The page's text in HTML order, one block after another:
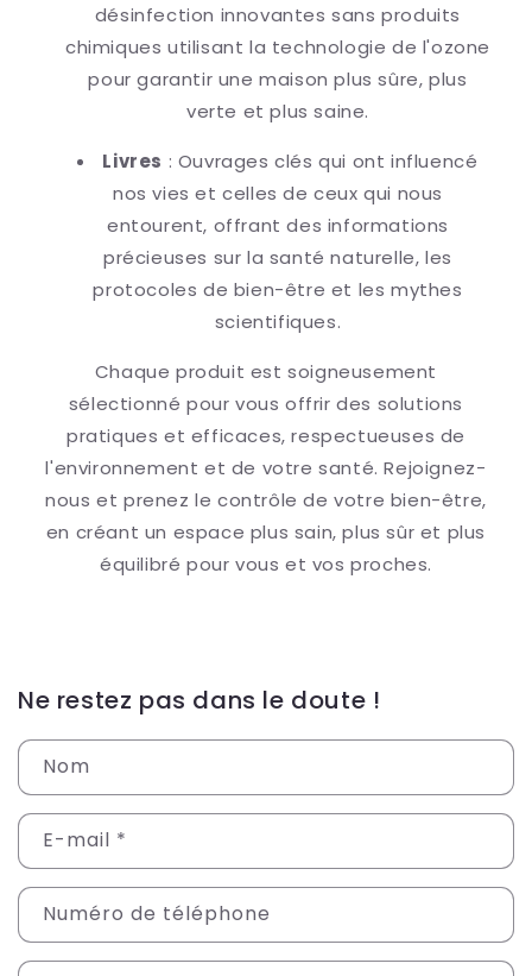
désinfection innovantes sans produits
chimiques utilisant la technologie de l'ozone
pour garantir une maison plus sûre, plus
verte et plus saine.
Livres : Ouvrages clés qui ont influencé
nos vies et celles de ceux qui nous
entourent, offrant des informations
précieuses sur la santé naturelle, les
protocoles de bien-être et les mythes
scientifiques.
Chaque produit est soigneusement
sélectionné pour vous offrir des solutions
pratiques et efficaces, respectueuses de
l'environnement et de votre santé. Rejoignez-
nous et prenez le contrôle de votre bien-être,
en créant un espace plus sain, plus sûr et plus
équilibré pour vous et vos proches.
Ne restez pas dans le doute !
Nom
E-mail *
Numéro de téléphone